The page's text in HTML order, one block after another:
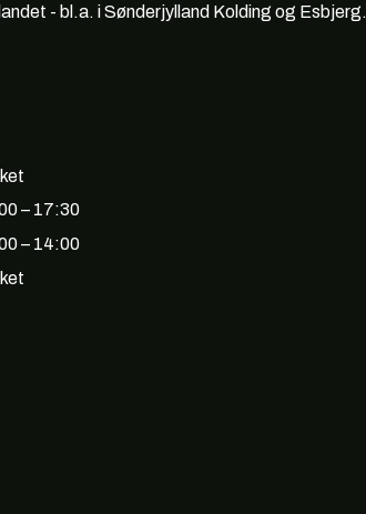
- bl.a. i Sønderjylland Kolding og Esbjerg.
– 17:30
– 14:00